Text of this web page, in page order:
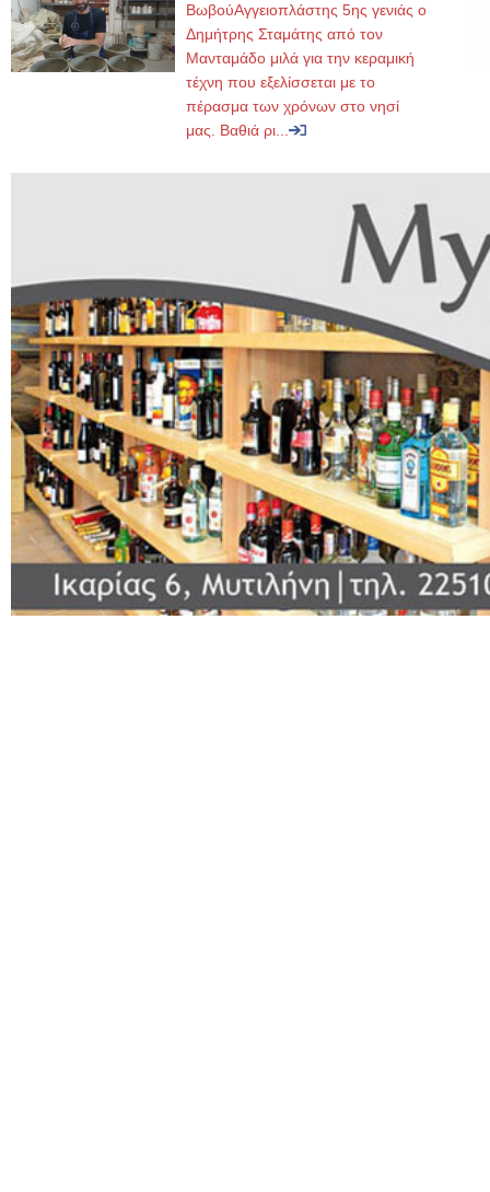
ΒωβούΑγγειοπλάστης 5ης γενιάς ο
Δημήτρης Σταμάτης από τον
Μανταμάδο μιλά για την κεραμική
τέχνη που εξελίσσεται με το
πέρασμα των χρόνων στο νησί
μας. Βαθιά ρι...